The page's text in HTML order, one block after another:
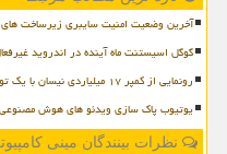
آخرین وضعیت امنیت سایبری زیرساخت
گوگل اسیستنت ماه آینده در اندروید
رونمایی از کمپر ۱۷ میلیاردی نیسان با یک توانایی جذاب
یوتیوب پاک سازی ویدئو های هوش مصنوعی
نظرات بینندگان مینی